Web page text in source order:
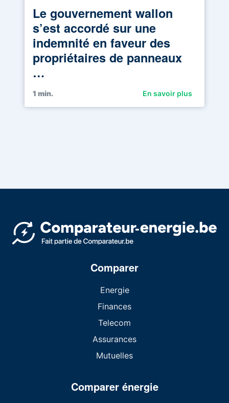
Le gouvernement wallon
s’est accordé sur une
indemnité en faveur des
propriétaires de panneaux
…
1 min. En savoir plus
Comparer
Energie
Finances
Telecom
Assurances
Mutuelles
Comparer énergie